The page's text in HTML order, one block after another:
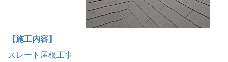
【施工内容】
スレート屋根工事